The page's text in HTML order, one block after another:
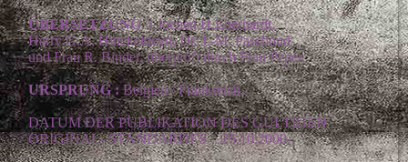
ÜBERSETZUNG :Jochen H.Eberhardt,
Harry G.A. Hinckeldeyn, Dr. J.-M. Paschoud
und Frau R. Binder, überprüft durch Frau Peper.
URSPRUNG :Belgien / Frankreich.
DATUM DER PUBLIKATION DES GÜLTIGEN
ORIGINAL- STANDARDES : 25.10.2000.